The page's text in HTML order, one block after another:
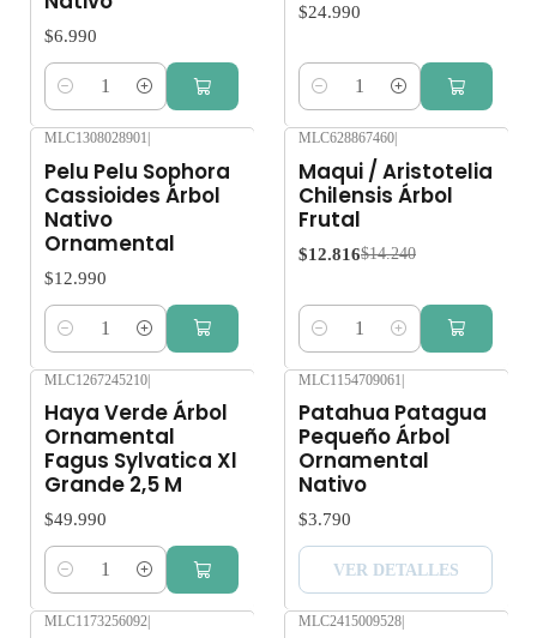
$6.990
Cantidad
$24.990
Cantidad
MLC1308028901
Pelu Pelu Sophora
Cassioides Árbol
Nativo
Ornamental
$12.990
Cantidad
MLC628867460
Maqui / Aristotelia
Chilensis Árbol
Frutal
$12.816$14.240
Cantidad
MLC1267245210|
Haya Verde Árbol
Ornamental
Fagus Sylvatica Xl
Grande 2,5 M
$49.990
Cantidad
MLC1154709061 |
Patahua Patagua
Pequeño Árbol
Ornamental
Nativo
$3.790
VER DETALLES
MLC1173256092 MLC2415009528